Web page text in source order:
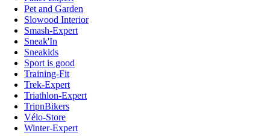
Pet and Garden
Slowood Interior
Smash-Expert
Sneak'In
Sneakids
Sport is good
Training-Fit
Trek-Expert
Triathlon-Expert
TripnBikers
Vélo-Store
Winter-Expert